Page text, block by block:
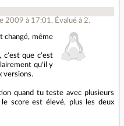
2009 à 17:01 . Évalué à 2.
changé, même
c'est que c'est
qu'il y
versions.
quand tu teste avec plusieurs
score est élevé, plus les deux